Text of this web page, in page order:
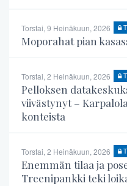
Torstai, 9 Heinäkuun, 2026
Moporahat pian
Torstai, 2 Heinäkuun, 2026
Pelloksen
viivästynyt –
konteista
Torstai, 2 Heinäkuun, 2026
Enemmän tilaa ja
Treenipankki teki